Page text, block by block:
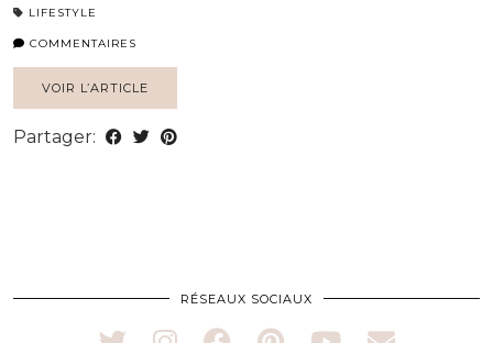
LIFESTYLE
COMMENTAIRES
VOIR L’ARTICLE
Partager:
RÉSEAUX SOCIAUX